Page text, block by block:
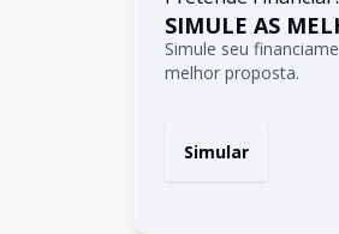
SIMULE AS
Simule seu
melhor proposta.
Simular